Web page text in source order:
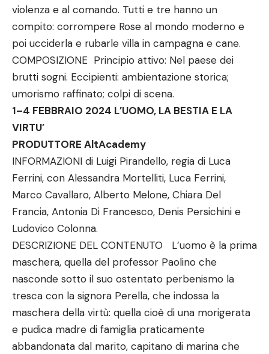
violenza e al comando. Tutti e tre hanno un
compito: corrompere Rose al mondo moderno e
poi ucciderla e rubarle villa in campagna e cane.
COMPOSIZIONE Principio attivo: Nel paese dei
brutti sogni. Eccipienti: ambientazione storica;
umorismo raffinato; colpi di scena.
1–4 FEBBRAIO 2024 L’UOMO, LA BESTIA E LA
VIRTU’
PRODUTTORE AltAcademy
INFORMAZIONI di Luigi Pirandello, regia di Luca
Ferrini, con Alessandra Mortelliti, Luca Ferrini,
Marco Cavallaro, Alberto Melone, Chiara Del
Francia, Antonia Di Francesco, Denis Persichini e
Ludovico Colonna.
DESCRIZIONE DEL CONTENUTO L’uomo è la prima
maschera, quella del professor Paolino che
nasconde sotto il suo ostentato perbenismo la
tresca con la signora Perella, che indossa la
maschera della virtù: quella cioè di una morigerata
e pudica madre di famiglia praticamente
abbandonata dal marito, capitano di marina che